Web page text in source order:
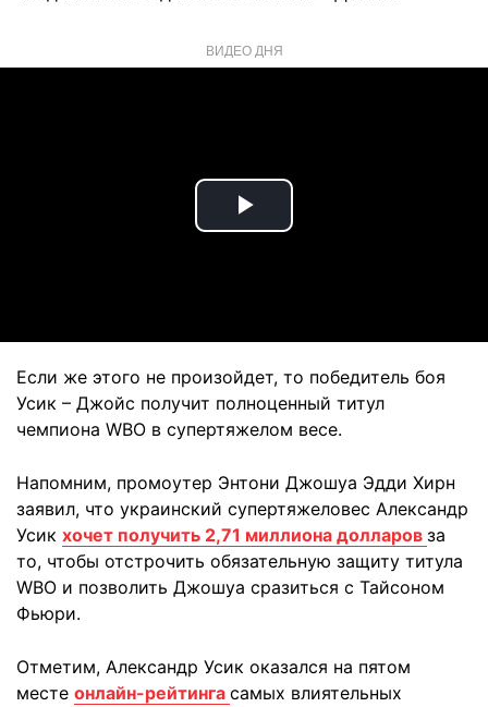
ВИДЕО ДНЯ
Play
Если же этого не произойдет, то победитель боя
Усик – Джойс получит полноценный титул
чемпиона WBO в супертяжелом весе.
Напомним, промоутер Энтони Джошуа Эдди Хирн
заявил, что украинский супертяжеловес Александр
Усик хочет получить 2,71 миллиона долларов за
то, чтобы отстрочить обязательную защиту титула
WBO и позволить Джошуа сразиться с Тайсоном
Фьюри.
Отметим, Александр Усик оказался на пятом
месте онлайн-рейтинга самых влиятельных